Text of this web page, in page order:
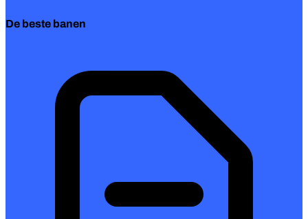
De beste banen